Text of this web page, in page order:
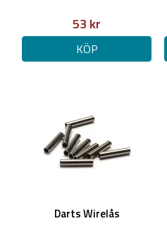
53 kr
KÖP
Darts Wirelås